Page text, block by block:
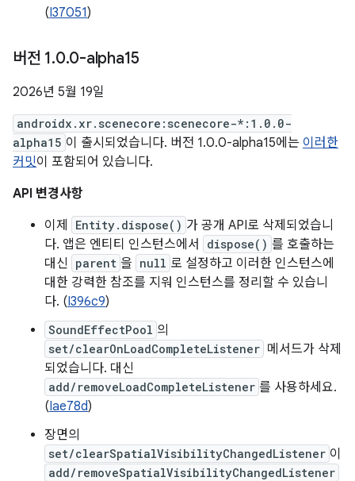
(I37051)
버전 1.0.0-alpha15
2026년 5월 19일
androidx.xr.scenecore:scenecore-*:1.0.0-
alpha15 이 출시되었습니다. 버전 1.0.0-alpha15에는 이러한
커밋이 포함되어 있습니다.
API 변경사항
이제
Entity.dispose() 가 공개 API로 삭제되었습니
다. 앱은 엔티티 인스턴스에서
dispose() 를 호출하는
대신 parent 을 null 로 설정하고 이러한 인스턴스에
대한 강력한 참조를 지워 인스턴스를 정리할 수 있습니
다. (I396c9)
SoundEffectPool 의
set/clearOnLoadCompleteListener 메서드가 삭제
되었습니다. 대신
add/removeLoadCompleteListener 를 사용하세요.
(Iae78d)
장면의
set/clearSpatialVisibilityChangedListener 이
add/removeSpatialVisibilityChangedListener